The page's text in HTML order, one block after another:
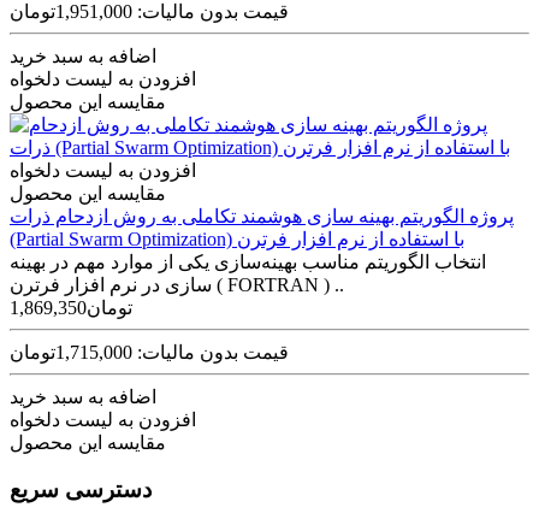
قیمت بدون مالیات: 1,951,000تومان
اضافه به سبد خرید
افزودن به لیست دلخواه
مقایسه این محصول
افزودن به لیست دلخواه
مقایسه این محصول
پروژه الگوریتم بهینه سازی هوشمند تکاملی به روش ازدحام ذرات
(Partial Swarm Optimization) با استفاده از نرم افزار فرترن
انتخاب الگوریتم مناسب بهینه‌سازی یکی از موارد مهم در بهینه
سازی در نرم افزار فرترن ( FORTRAN ) ..
1,869,350تومان
قیمت بدون مالیات: 1,715,000تومان
اضافه به سبد خرید
افزودن به لیست دلخواه
مقایسه این محصول
دسترسی سریع